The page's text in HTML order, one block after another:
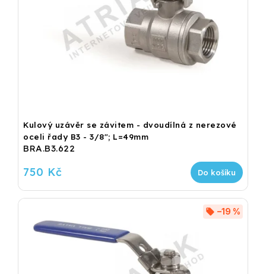
Kulový uzávěr se závitem - dvoudílná z nerezové
oceli řady B3 - 3/8"; L=49mm
BRA.B3.622
750 Kč Do košíku
–19 %